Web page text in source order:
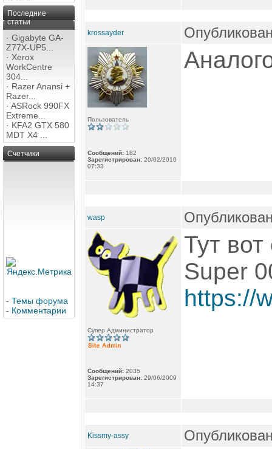
Последние
статьи
· Gigabyte GA-
Z77X-UP5...
· Xerox
WorkCentre
304...
· Razer Anansi +
Razer...
· ASRock 990FX
Extreme...
· KFA2 GTX 580
MDT X4 ...
Счетчики
- Темы форума
- Комментарии
krossayder
Пользователь
Сообщений: 182
Зарегистрирован: 20/02/2010
07:33
wasp
Супер Администратор
Сообщений: 2035
Зарегистрирован: 29/06/2009
14:37
Тут
Super
https://
Kissmy-assy